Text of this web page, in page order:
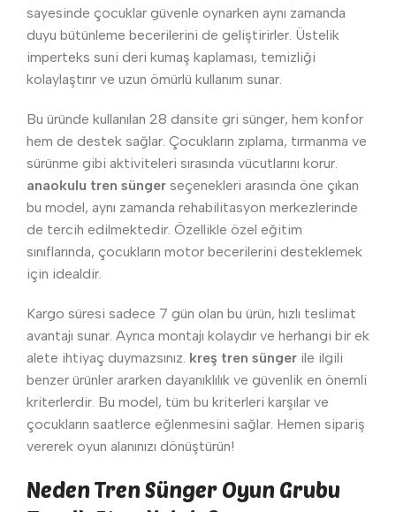
sayesinde çocuklar güvenle oynarken aynı zamanda
duyu bütünleme becerilerini de geliştirirler. Üstelik
imperteks suni deri kumaş kaplaması, temizliği
kolaylaştırır ve uzun ömürlü kullanım sunar.
Bu üründe kullanılan 28 dansite gri sünger, hem konfor
hem de destek sağlar. Çocukların zıplama, tırmanma ve
sürünme gibi aktiviteleri sırasında vücutlarını korur.
anaokulu tren sünger seçenekleri arasında öne çıkan
bu model, aynı zamanda rehabilitasyon merkezlerinde
de tercih edilmektedir. Özellikle özel eğitim
sınıflarında, çocukların motor becerilerini desteklemek
için idealdir.
Kargo süresi sadece 7 gün olan bu ürün, hızlı teslimat
avantajı sunar. Ayrıca montajı kolaydır ve herhangi bir ek
alete ihtiyaç duymazsınız. kreş tren sünger ile ilgili
benzer ürünler ararken dayanıklılık ve güvenlik en önemli
kriterlerdir. Bu model, tüm bu kriterleri karşılar ve
çocukların saatlerce eğlenmesini sağlar. Hemen sipariş
vererek oyun alanınızı dönüştürün!
Neden Tren Sünger Oyun Grubu